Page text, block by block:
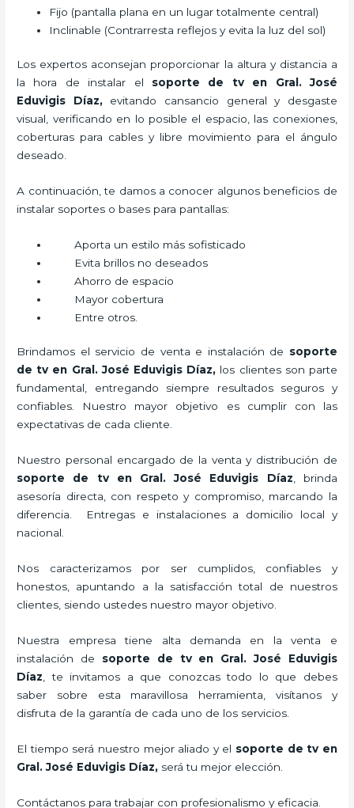
Fijo (pantalla plana en un lugar totalmente central)
Inclinable (Contrarresta reflejos y evita la luz del sol)
Los expertos aconsejan proporcionar la altura y distancia a
la hora de instalar el soporte de tv en Gral. José
Eduvigis Díaz, evitando cansancio general y desgaste
visual, verificando en lo posible el espacio, las conexiones,
coberturas para cables y libre movimiento para el ángulo
deseado.
A continuación, te damos a conocer algunos beneficios de
instalar soportes o bases para pantallas:
Aporta un estilo más sofisticado
Evita brillos no deseados
Ahorro de espacio
Mayor cobertura
Entre otros.
Brindamos el servicio de venta e instalación de soporte
de tv en Gral. José Eduvigis Díaz, los clientes son parte
fundamental, entregando siempre resultados seguros y
confiables. Nuestro mayor objetivo es cumplir con las
expectativas de cada cliente.
Nuestro personal encargado de la venta y distribución de
soporte de tv en Gral. José Eduvigis Díaz, brinda
asesoría directa, con respeto y compromiso, marcando la
diferencia. Entregas e instalaciones a domicilio local y
nacional.
Nos caracterizamos por ser cumplidos, confiables y
honestos, apuntando a la satisfacción total de nuestros
clientes, siendo ustedes nuestro mayor objetivo.
Nuestra empresa tiene alta demanda en la venta e
instalación de soporte de tv en Gral. José Eduvigis
Díaz , te invitamos a que conozcas todo lo que debes
saber sobre esta maravillosa herramienta, visítanos y
disfruta de la garantía de cada uno de los servicios.
El tiempo será nuestro mejor aliado y el soporte de tv en
Gral. José Eduvigis Díaz, será tu mejor elección.
Contáctanos para trabajar con profesionalismo y eficacia.